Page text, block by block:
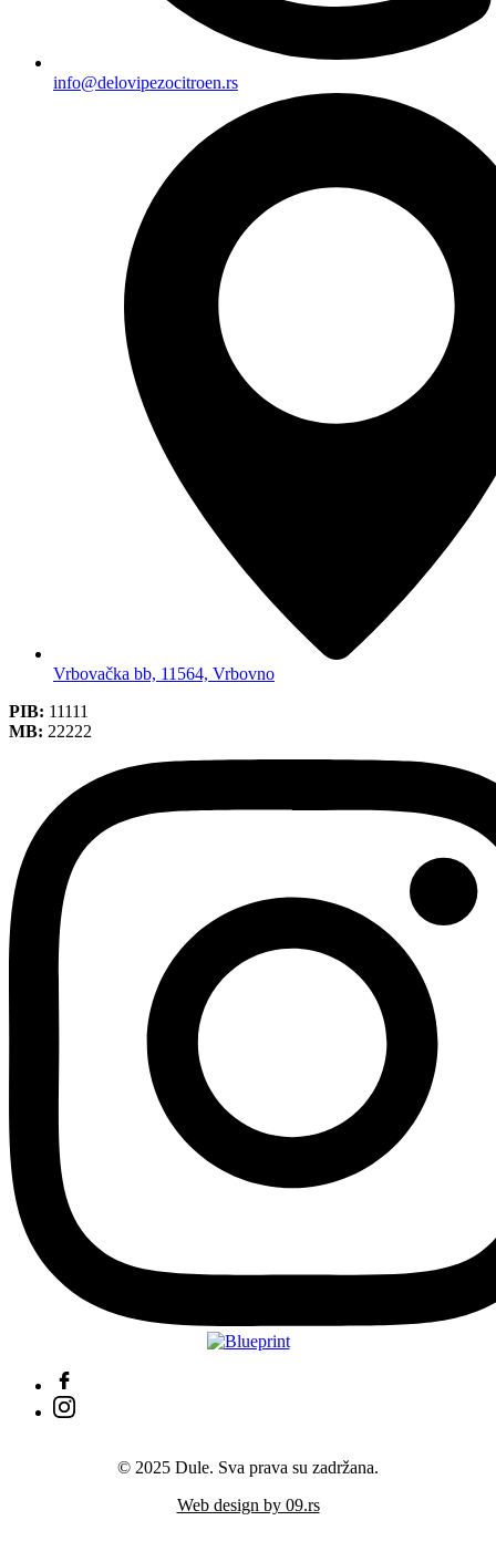
info@delovipezocitroen.rs
Vrbovačka bb, 11564, Vrbovno
PIB: 11111
MB: 22222
© 2025 Dule. Sva prava su zadržana.
Web design by 09.rs